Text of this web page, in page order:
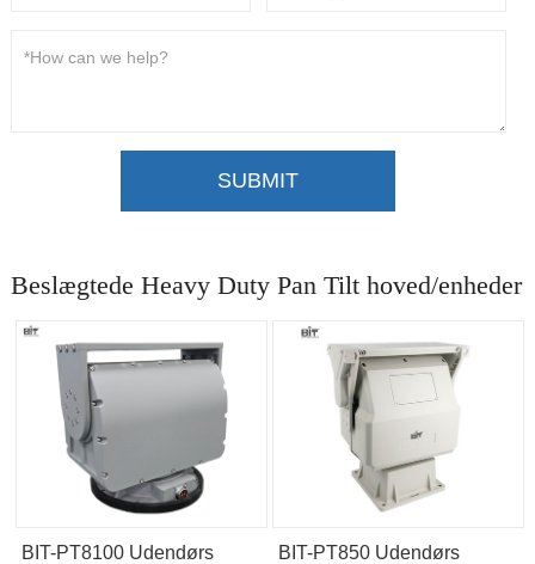
SUBMIT
Beslægtede Heavy Duty Pan Tilt hoved/enheder
BIT-PT8100 Udendørs
BIT-PT850 Udendørs